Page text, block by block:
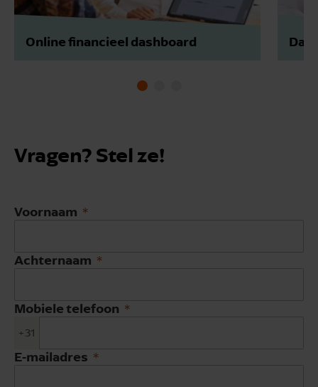
Online financieel dashboard
Vragen? Stel ze!
Voornaam
Achternaam
Mobiele telefoon
+31
E-mailadres